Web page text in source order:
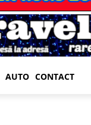
AUTO CONTACT